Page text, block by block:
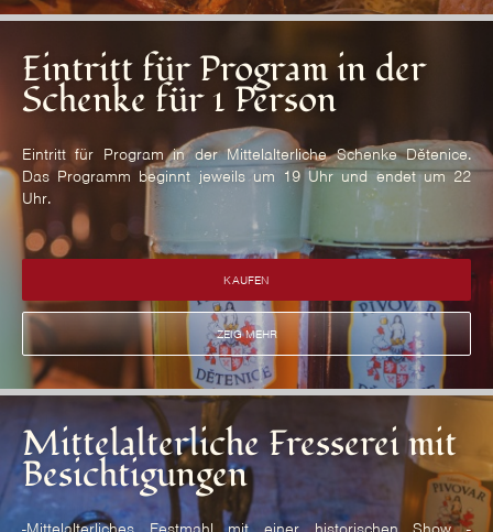
Eintritt für Program in der
Schenke für 1 Person
Eintritt für Program in der Mittelalterliche Schenke Dětenice.
Das Programm beginnt jeweils um 19 Uhr und endet um 22
Uhr.
KAUFEN
ZEIG MEHR
Mittelalterliche Fresserei mit
Besichtigungen